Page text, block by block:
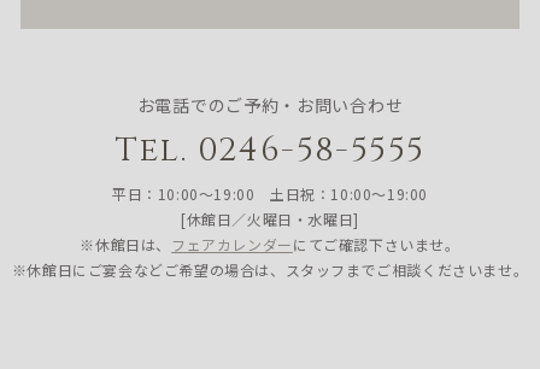
お電話でのご予約・お問い合わせ
Tel. 0246-58-5555
平日：10:00〜19:00 土日祝：10:00〜19:00
[休館日／火曜日・水曜日]
※休館日は、 フェアカレンダーにてご確認下さいませ。
※休館日にご宴会などご希望の場合は、スタッフまでご相談くださいませ。